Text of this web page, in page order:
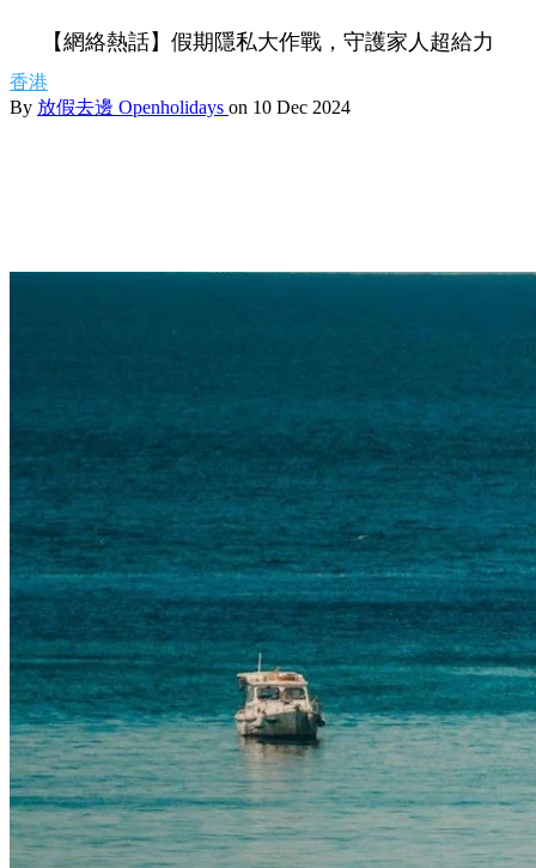
【網絡熱話】假期隱私大作戰，守護家人超給力
香港
By 放假去邊 Openholidays on 10 Dec 2024